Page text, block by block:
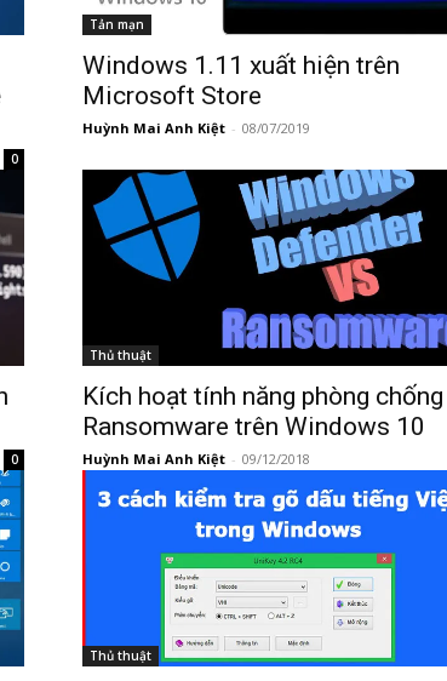
0
Tản mạn
Windows 1.11 xuất hiện trên
Microsoft Store
Huỳnh Mai Anh Kiệt - 08/07/2019
0
Thủ thuật
Kích hoạt tính năng phòng chống
Ransomware trên Windows 10
Huỳnh Mai Anh Kiệt - 09/12/2018
Thủ thuật